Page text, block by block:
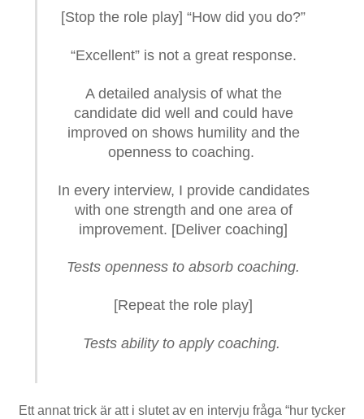
[Stop the role play] “How did you do?”
“Excellent” is not a great response.
A detailed analysis of what the
candidate did well and could have
improved on shows humility and the
openness to coaching.
In every interview, I provide candidates
with one strength and one area of
improvement. [Deliver coaching]
Tests openness to absorb coaching.
[Repeat the role play]
Tests ability to apply coaching.
Ett annat trick är att i slutet av en intervju fråga “hur tycker